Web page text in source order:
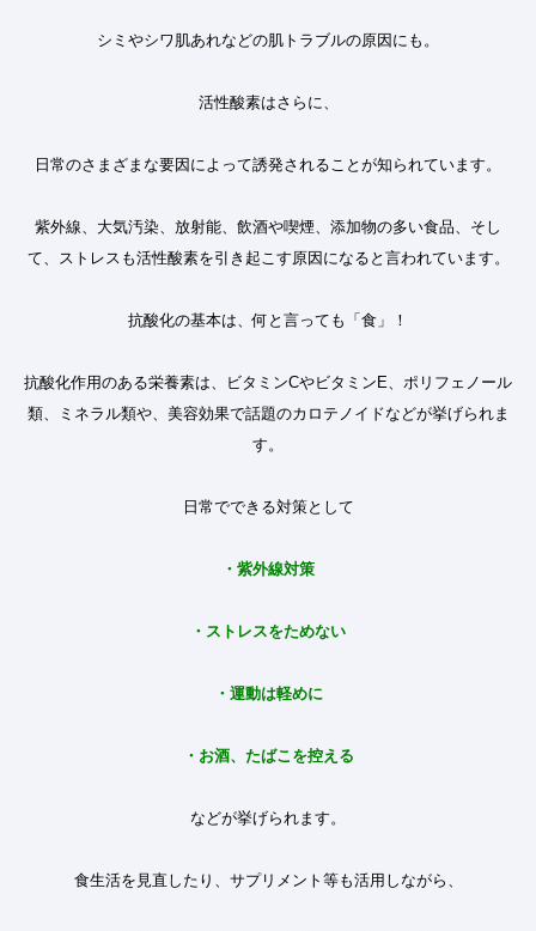
シミやシワ肌あれなどの肌トラブルの原因にも。
活性酸素はさらに、
日常のさまざまな要因によって誘発されることが知られています。
紫外線、大気汚染、放射能、飲酒や喫煙、添加物の多い食品、そし
て、ストレスも活性酸素を引き起こす原因になると言われています。
抗酸化の基本は、何と言っても「食」 ！
抗酸化作用のある栄養素は、ビタミンCやビタミン E 、ポリフェノール
類、ミネラル類や、美容効果で話題のカロテノイドなどが挙げられま
す。
日常でできる対策として
・ 紫外線対策
・ ストレスをためない
・ 運動は軽めに
・ お酒、たばこを控える
などが挙げられます。
食生活を見直したり、サプリメント等も活用しながら、